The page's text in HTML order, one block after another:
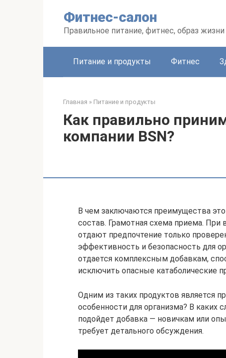
Фитнес-салон
Правильное питание, фитнес, образ жизни
Питание и продукты Фитнес
Главная » Питание и продукты
Как правильно
компании BSN?
В чем заключаются преимущества
состав. Грамотная схема приема.
отдают предпочтение только
эффективность и безопасность для
отдается комплексным добавкам,
исключить опасные катаболические
Одним из таких продуктов является
особенности для организма? В каких
подойдет добавка — новичкам или
требует детального обсуждения.